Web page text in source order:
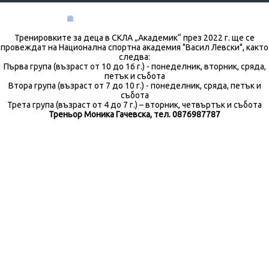
Тренировките за деца в СКЛА „Академик“ през 2022 г. ще се
провеждат на Национална спортна академия "Васил Левски", както
следва:
Първа група (възраст от 10 до 16 г.) - понеделник, вторник, сряда,
петък и събота
Втора група (възраст от 7 до 10 г.) - понеделник, сряда, петък и
събота
Трета група (възраст от 4 до 7 г.) – вторник, четвъртък и събота
Треньор Моника Гачевска, тел. 0876987787